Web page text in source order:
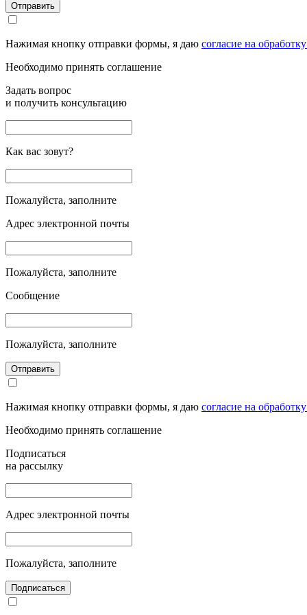
Отправить
Нажимая кнопку отправки формы, я даю согласие на
Необходимо принять соглашение
Задать вопрос
и получить консультацию
Как вас зовут?
Пожалуйста, заполните
Адрес электронной почты
Пожалуйста, заполните
Сообщение
Пожалуйста, заполните
Отправить
Нажимая кнопку отправки формы, я даю согласие на
Необходимо принять соглашение
Подписаться
на рассылку
Адрес электронной почты
Пожалуйста, заполните
Подписаться